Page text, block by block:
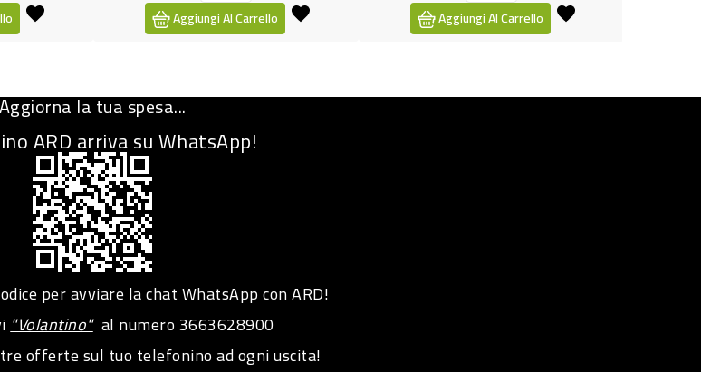
Aggiungi Al Carrello
Aggiungi Al Carrello
Aggiungi Al Carrello
la tua spesa...
ARD arriva su WhatsApp!
per avviare la chat WhatsApp con ARD!
"Volantino"al numero3663628900
offerte sul tuo telefonino ad ogni uscita!